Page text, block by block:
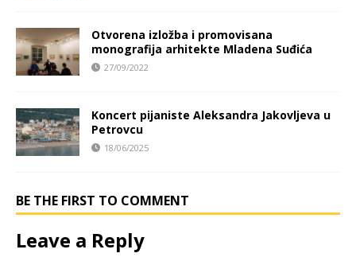
Otvorena izložba i promovisana
monografija arhitekte Mladena Suđića
27/09/2022
Koncert pijaniste Aleksandra Jakovljeva u
Petrovcu
18/06/2025
BE THE FIRST TO COMMENT
Leave a Reply